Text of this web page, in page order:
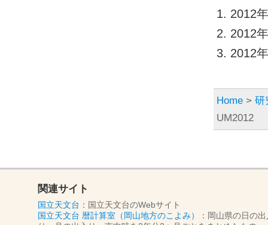
2012
2012
2012
Home > 研
UM2012
関連サイト
国立天文台 ：国立天文台のWebサイト
国立天文台 暦計算室（岡山地方のこよみ）
：岡山県の日の